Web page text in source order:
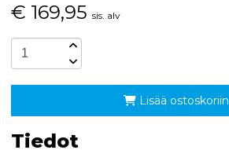
€ 169,95 sis. alv
Lisää ostoskoriin
Tiedot